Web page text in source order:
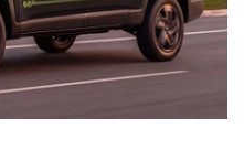
e nas laterais
edição para lá de